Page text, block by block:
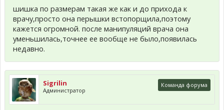
шишка по размерам такая же как и до прихода к
врачу,просто она перышки встопорщила,поэтому
кажется огромной. после манипуляций врача она
уменьшилась,точнее ее вообще не было,появилась
недавно.
Sigrilin
Администратор
Команда форума